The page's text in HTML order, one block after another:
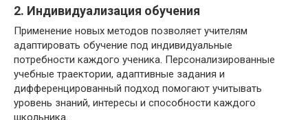
2. Индивидуализация обучения
Применение новых методов позволяет учителям
адаптировать обучение под индивидуальные
потребности каждого ученика. Персонализированные
учебные траектории, адаптивные задания и
дифференцированный подход помогают учитывать
уровень знаний, интересы и способности каждого
школьника.